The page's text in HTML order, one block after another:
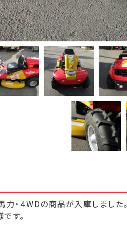
・４WDの商品が入庫しました。
す。